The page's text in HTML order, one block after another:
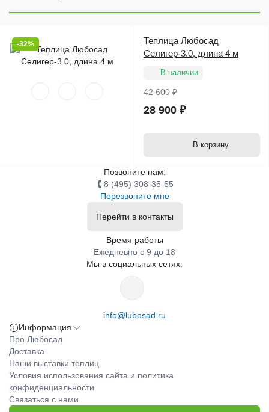
-32%
Теплица Любосад
Селигер-3.0, длина 4 м
В наличии
42 600 ₽
28 900 ₽
В корзину
Позвоните нам:
8 (495) 308-35-55
Перезвоните мне
Перейти в контакты
Время работы
Ежедневно с 9 до 18
Мы в социальных сетях:
info@lubosad.ru
Информация
Про Любосад
Доставка
Наши выставки теплиц
Условия использования сайта и политика
конфиденциальности
Связаться с нами